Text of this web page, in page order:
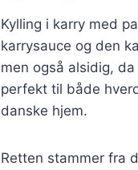
Kylling i karry med
karrysauce og den
men også alsidig,
perfekt til både
danske hjem.
Retten stammer fra